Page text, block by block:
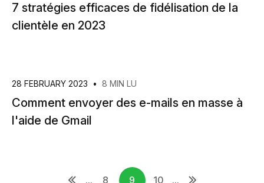
7 stratégies efficaces de fidélisation de la
clientèle en 2023
28 FEBRUARY 2023 • 8 MIN LU
Comment envoyer des e-mails en masse à
l'aide de Gmail
... 8 9 10 ...